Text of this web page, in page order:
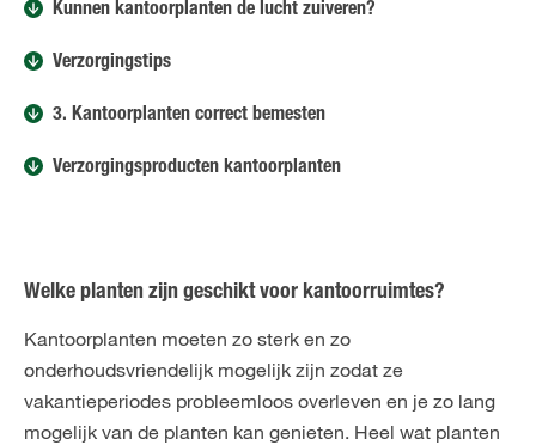
Kunnen kantoorplanten de lucht zuiveren?
Verzorgingstips
3. Kantoorplanten correct bemesten
Verzorgingsproducten kantoorplanten
Welke planten zijn geschikt voor kantoorruimtes?
Kantoorplanten moeten zo sterk en zo
onderhoudsvriendelijk mogelijk zijn zodat ze
vakantieperiodes probleemloos overleven en je zo lang
mogelijk van de planten kan genieten. Heel wat planten